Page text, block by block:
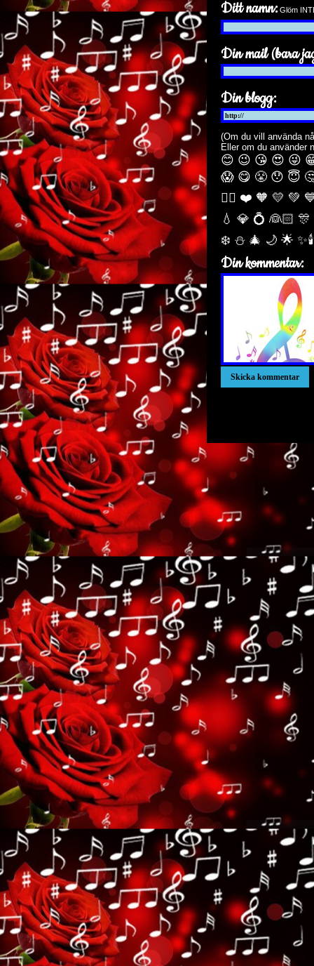
Ditt namn:Glöm
Din mail (bara
Din blogg:
(Om du vill använda
Eller om du använder
😊 😉 😘 😍 😜
😱 😋 😤 😯 😇
🏳️‍🌈 ❤️ 🧡 💛 💚
💧 💎 💍 👰🏻
❄️ ⛄ 🎄 🌙️ 🌟
Din kommentar: